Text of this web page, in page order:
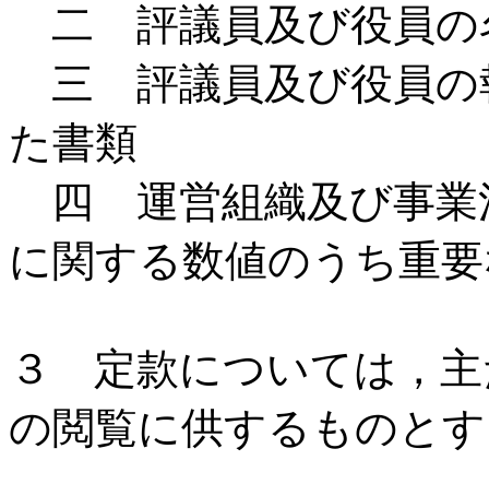
二 評議員及び役員の
三 評議員及び役員の
た書類
四 運営組織及び事業
に関する数値のうち重
３ 定款については，
の閲覧に供するものと